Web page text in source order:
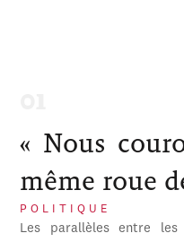
« Nous
même roue
POLITIQUE
Les parallèles entre les